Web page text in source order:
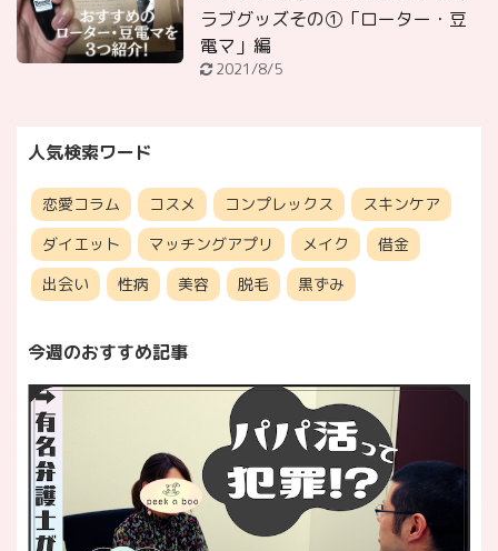
ラブグッズその①「ローター・豆
電マ」編
2021/8/5
人気検索ワード
恋愛コラム コスメ コンプレックス
スキンケア
ダイエット
マッチングアプリ メイク
借金
出会い
性病 美容 脱毛 黒ずみ
今週のおすすめ記事